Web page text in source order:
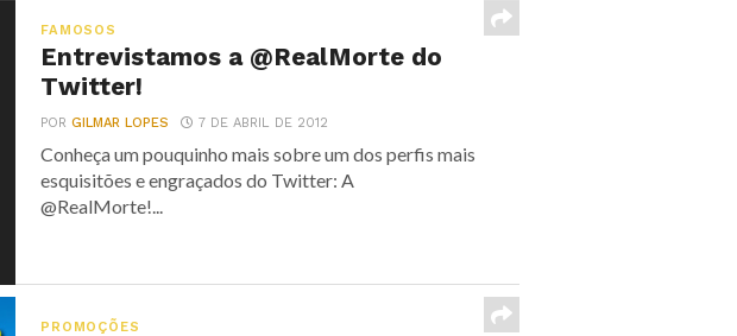
FAMOSOS
Entrevistamos a @RealMorte do
Twitter!
PORGILMAR LOPES 7 DE ABRIL DE 2012
Conheça um pouquinho mais sobre um dos perfis mais
esquisitões e engraçados do Twitter: A
@RealMorte!...
PROMOÇÕES